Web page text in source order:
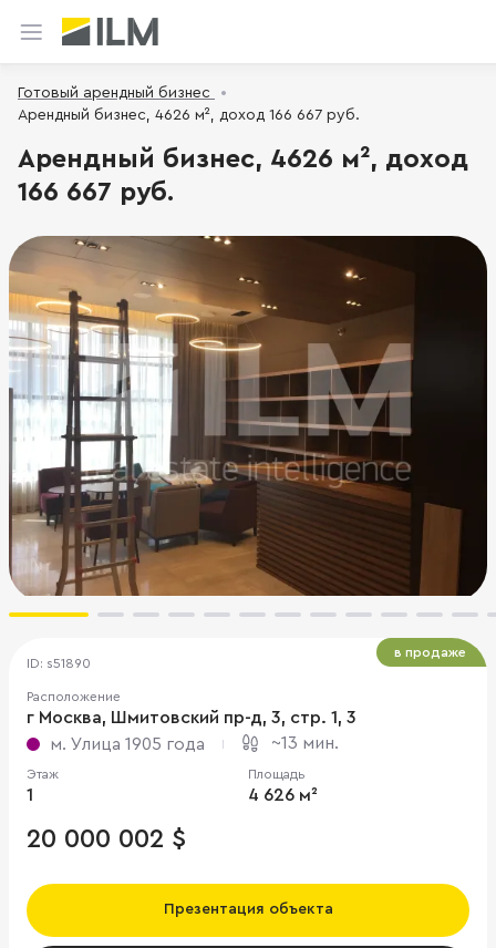
Готовый арендный бизнес
Арендный бизнес, 4626 м², доход 166 667 руб.
Арендный бизнес, 4626 м², доход
166 667 руб.
ID: s51890
Расположение
г Москва, Шмитовский пр-д, 3, стр. 1, 3
м. Улица 1905 года
~13 мин.
Этаж
1
Площадь
4 626 м²
20 000 002 $
Презентация объекта
в продаже